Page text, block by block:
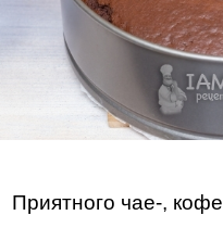
Приятного чае-,